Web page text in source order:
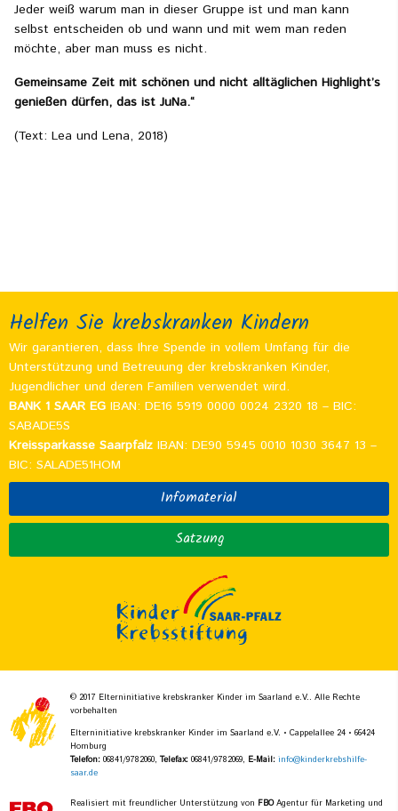
Jeder weiß warum man in dieser Gruppe ist und man kann
selbst entscheiden ob und wann und mit wem man reden
möchte, aber man muss es nicht.
Gemeinsame Zeit mit schönen und nicht alltäglichen Highlight’s
genießen dürfen, das ist JuNa.“
(Text: Lea und Lena, 2018)
Helfen Sie krebskranken Kindern
Wir garantieren, dass Ihre Spende in vollem Umfang für die
Unterstützung und Betreuung der krebskranken Kinder,
Jugendlicher und deren Familien verwendet wird.
BANK 1 SAAR EG IBAN: DE16 5919 0000 0024 2320 18 – BIC:
SABADE5S
Kreissparkasse Saarpfalz IBAN: DE90 5945 0010 1030 3647 13 –
BIC: SALADE51HOM
Infomaterial
Satzung
© 2017 Elterninitiative krebskranker Kinder im Saarland e.V.. Alle Rechte
vorbehalten
Elterninitiative krebskranker Kinder im Saarland e.V. • Cappelallee 24 • 66424
Homburg
Telefon: 06841/9782060,Telefax: 06841/9782069, E-Mail: info@kinderkrebshilfe-
saar.de
Realisiert mit freundlicher Unterstützung von FBOAgentur für Marketing und